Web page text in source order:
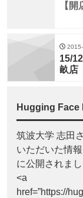
【開
15/
畝店
Hugging Face
筑波大学 志田
いただいた情
に公開されまし
<a
href=”https://